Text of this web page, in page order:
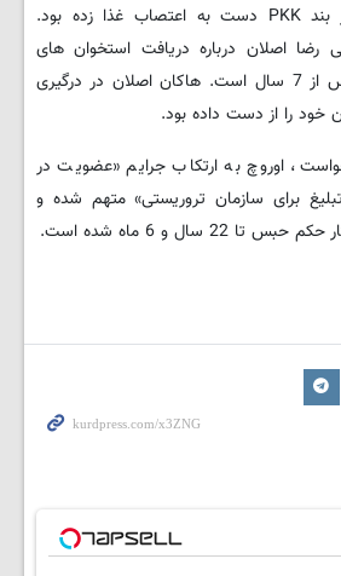
عبدالله اوجالان رهبر در بند PKK دست به اعتصاب غذا زده بود.
اصلان درباره دریافت استخوان های
پسرش هاکان اصلان پس از 7 سال است. هاکان اصلان در درگیری
را از دست داده بود.
اوروچ به ارتکاب جرایم «عضویت در
برای سازمان تروریستی» متهم شده و
سال و 6 ماه شده است.